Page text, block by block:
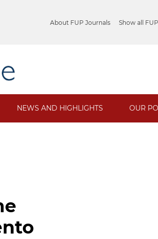
About FUP Journals Show all
NEWS AND HIGHLIGHTS OUR